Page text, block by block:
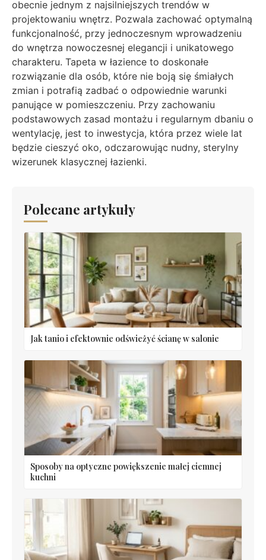
obecnie jednym z najsilniejszych trendów w
projektowaniu wnętrz. Pozwala zachować optymalną
funkcjonalność, przy jednoczesnym wprowadzeniu
do wnętrza nowoczesnej elegancji i unikatowego
charakteru. Tapeta w łazience to doskonałe
rozwiązanie dla osób, które nie boją się śmiałych
zmian i potrafią zadbać o odpowiednie warunki
panujące w pomieszczeniu. Przy zachowaniu
podstawowych zasad montażu i regularnym dbaniu o
wentylację, jest to inwestycja, która przez wiele lat
będzie cieszyć oko, odczarowując nudny, sterylny
wizerunek klasycznej łazienki.
Polecane artykuły
Jak tanio i efektownie odświeżyć ścianę w salonie
Sposoby na optyczne powiększenie małej ciemnej
kuchni